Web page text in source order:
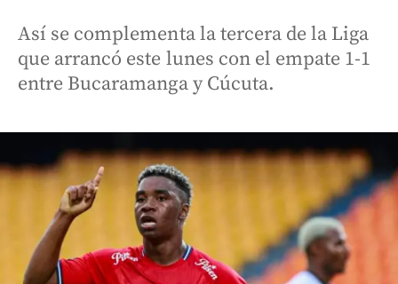
Así se complementa la tercera de la Liga
que arrancó este lunes con el empate 1-1
entre Bucaramanga y Cúcuta.